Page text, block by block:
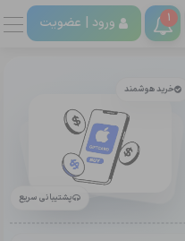
1 ورود | عضویت
خرید هوشمند
پشتیبانی سریع